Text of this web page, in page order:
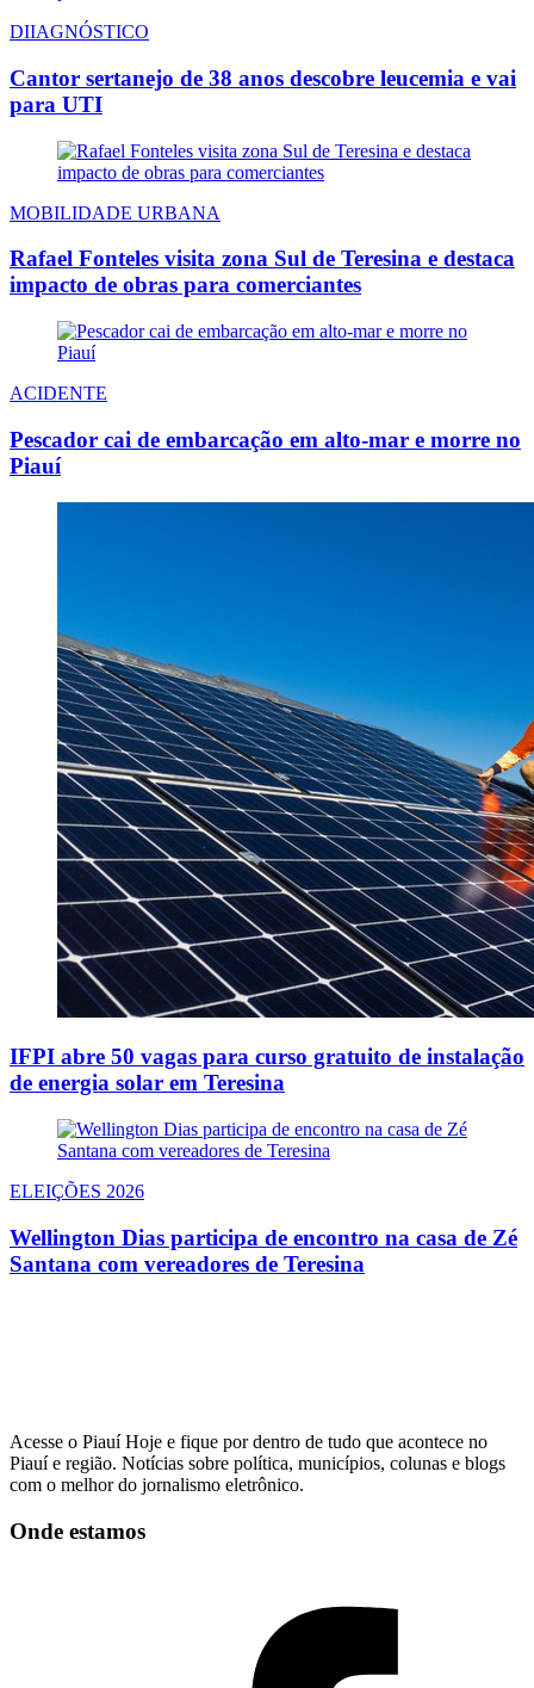
DIIAGNÓSTICO
Cantor sertanejo de 38 anos descobre leucemia e vai
para UTI
MOBILIDADE URBANA
Rafael Fonteles visita zona Sul de Teresina e destaca
impacto de obras para comerciantes
ACIDENTE
Pescador cai de embarcação em alto-mar e morre no
Piauí
IFPI abre 50 vagas para curso gratuito de instalação
de energia solar em Teresina
ELEIÇÕES 2026
Wellington Dias participa de encontro na casa de Zé
Santana com vereadores de Teresina
Acesse o Piauí Hoje e fique por dentro de tudo que acontece no
Piauí e região. Notícias sobre política, municípios, colunas e blogs
com o melhor do jornalismo eletrônico.
Onde estamos